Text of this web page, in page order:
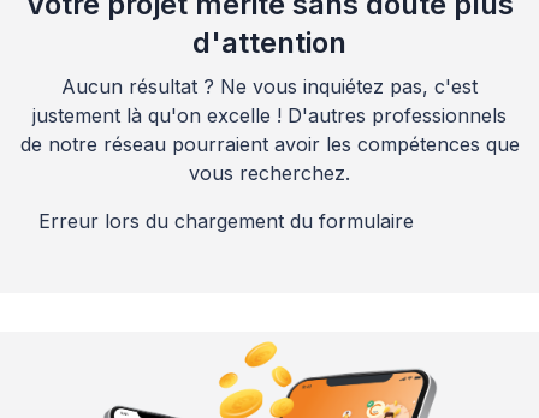
d'attention
Aucun résultat ? Ne vous inquiétez pas, c'est
justement là qu'on excelle ! D'autres professionnels
de notre réseau pourraient avoir les compétences que
vous recherchez.
Erreur lors du chargement du formulaire